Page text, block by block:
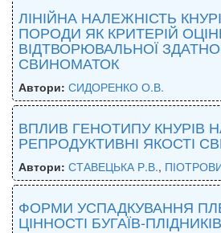
ЛІНІЙНА НАЛЕЖНІСТЬ
ПОРОДИ ЯК КРИТЕРІЙ
ВІДТВОРЮВАЛЬНОЇ
СВИНОМАТОК
Автори: СИДОРЕНКО О.В.
ВПЛИВ ГЕНОТИПУ КНУРІВ
РЕПРОДУКТИВНІ ЯКОСТІ
Автори: СТАВЕЦЬКА Р.В.,
ФОРМИ УСПАДКУВАННЯ
ЦІННОСТІ БУГАЇВ-ПЛІДНИКІВ